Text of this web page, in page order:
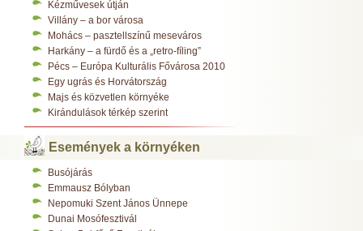
Kézművesek útján
Villány – a bor városa
Mohács – pasztellszínű meseváros
Harkány – a fürdő és a „retro-fíling”
Pécs – Európa Kulturális Fővárosa 2010
Egy ugrás és Horvátország
Majs és közvetlen környéke
Kirándulások térkép szerint
Események a környéken
Busójárás
Emmausz Bólyban
Nepomuki Szent János Ünnepe
Dunai Mosófesztivál